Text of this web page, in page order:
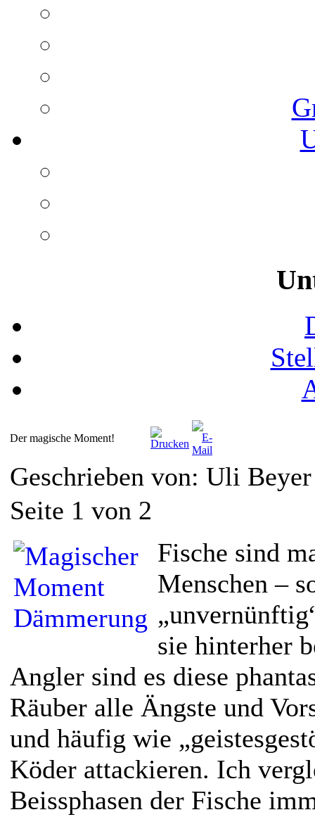
Der magische Moment!
Geschrieben von: Uli
Seite 1 von 2
Fische sind
Menschen –
sie hinterher
Angler sind es diese
Räuber alle Ängste und
und häufig wie
Köder attackieren. Ich
Beissphasen der Fische